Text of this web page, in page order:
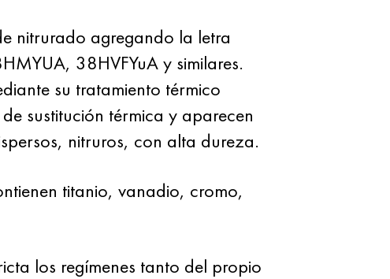
nitrurado agregando la letra
38HVFYuA y similares.
su tratamiento térmico
sustitución térmica y aparecen
nitruros, con alta dureza.
titanio, vanadio, cromo,
los regímenes tanto del propio